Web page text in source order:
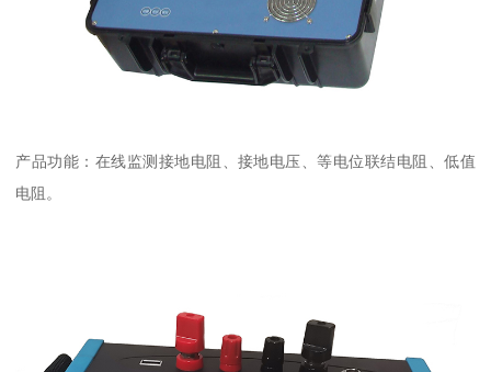
产品功能：在线监测接地电阻、接地电压、等电位联结电阻、低值
电阻。